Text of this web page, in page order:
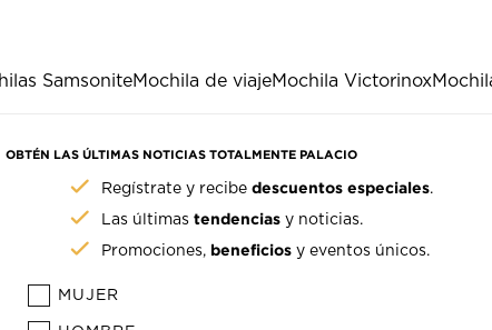
SamsoniteMochila de viajeMochila Victorinox
OBTÉN LAS ÚLTIMAS NOTICIAS TOTALMENTE PALACIO
Regístrate y recibedescuentos especiales.
Las últimastendencias y noticias.
Promociones, beneficios y eventos únicos.
MUJER